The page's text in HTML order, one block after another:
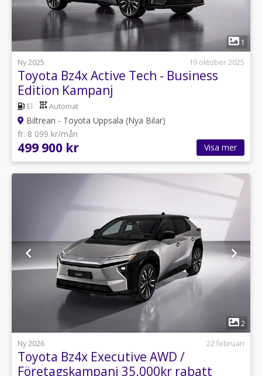
1
Ny 2025
19 oktober 2025
Toyota Bz4x Active Tech - Business
Edition Kampanj
El Automat
Biltrean - Toyota Uppsala (Nya Bilar)
fr. 8 099 kr/mån
499 900 kr Visa mer
2
Ny 2026
22 februari
Toyota Bz4x Executive AWD /
Företagskampanj 35.000kr rabatt